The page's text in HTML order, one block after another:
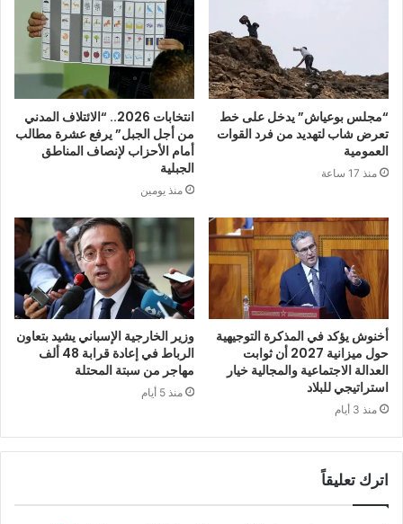
“مجلس بوعياش” يدخل على خط
تعرض شاب لتهديد من فرد القوات
العمومية
منذ 17 ساعة
انتخابات 2026.. “الائتلاف المدني
من أجل الجبل” يرفع عشرة مطالب
أمام الأحزاب لإنصاف المناطق
الجبلية
منذ يومين
أخنوش يؤكد في المذكرة التوجيهية
حول ميزانية 2027 أن ثوابت
العدالة الاجتماعية والمجالية خيار
استراتيجي للبلاد
منذ 3 أيام
وزير الخارجية الإسباني يشيد بتعاون
الرباط في إعادة قرابة 48 ألف
مهاجر من سبتة المحتلة
منذ 5 أيام
اترك تعليقاً